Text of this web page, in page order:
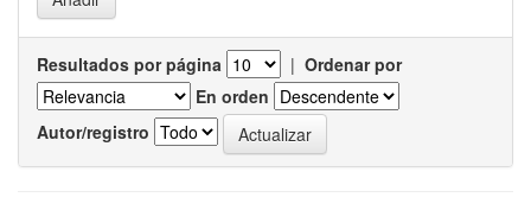
Resultados por página | Ordenar por
En orden
Autor/registro